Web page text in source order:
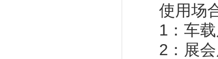
使用场
1： 车
2：展